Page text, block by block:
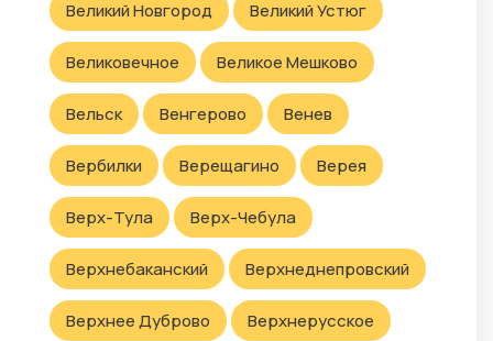
Великий Новгород Великий Устюг
Великовечное Великое Мешково
Вельск Венгерово Венев
Вербилки Верещагино Верея
Верх-Тула Верх-Чебула
Верхнебаканский Верхнеднепровский
Верхнее Дуброво Верхнерусское